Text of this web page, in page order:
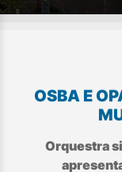
OSBA E
Orquestra